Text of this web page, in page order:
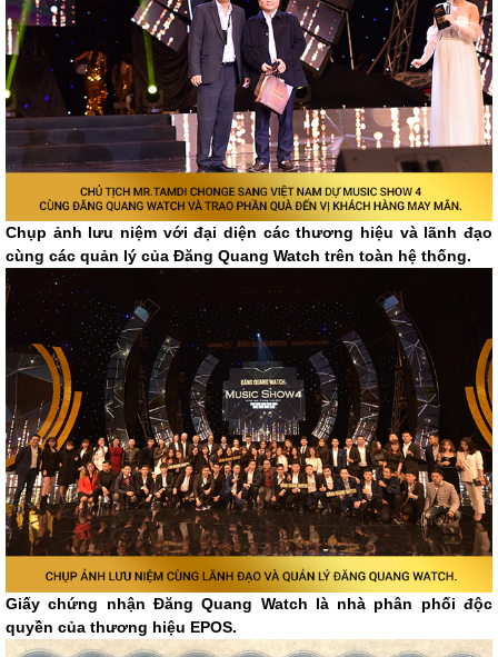
Chụp ảnh lưu niệm với đại diện các thương hiệu và lãnh đạo
cùng các quản lý của Đăng Quang Watch trên toàn hệ thống.
Giấy chứng nhận Đăng Quang Watch là nhà phân phối độc
quyền của thương hiệu EPOS.